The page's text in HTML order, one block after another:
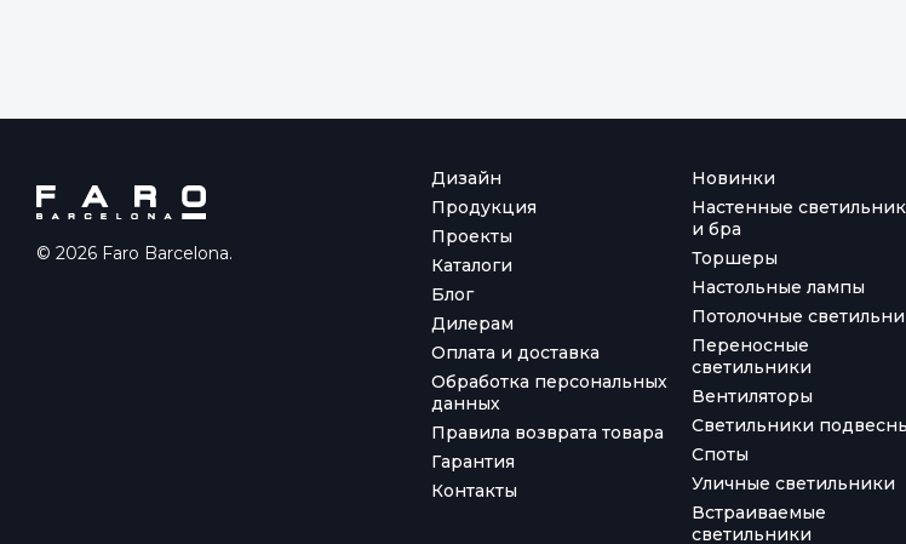
© 2026 Faro Barcelona.
Дизайн
Продукция
Проекты
Каталоги
Блог
Дилерам
Оплата и доставка
Обработка персональных
данных
Правила возврата товара
Гарантия
Контакты
Новинки
Настенные
и бра
Торшеры
Настольные лампы
Потолочные
Переносные
светильники
Вентиляторы
Светильники
Споты
Уличные светильники
Встраиваемые
светильники